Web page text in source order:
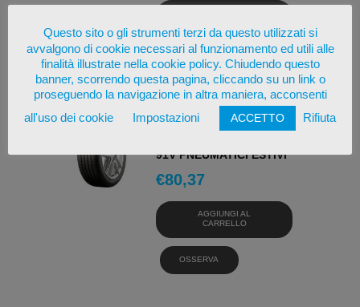
OSSERVA
BRIDGESTONE
91V PNEUMATICI ESTIVI
€80,37
AGGIUNGI AL
CARRELLO
OSSERVA
Questo sito o gli strumenti terzi da questo utilizzati si
avvalgono di cookie necessari al funzionamento ed utili alle
finalità illustrate nella cookie policy. Chiudendo questo
banner, scorrendo questa pagina, cliccando su un link o
proseguendo la navigazione in altra maniera, acconsenti
all'uso dei cookie
Impostazioni ACCETTO Rifiuta